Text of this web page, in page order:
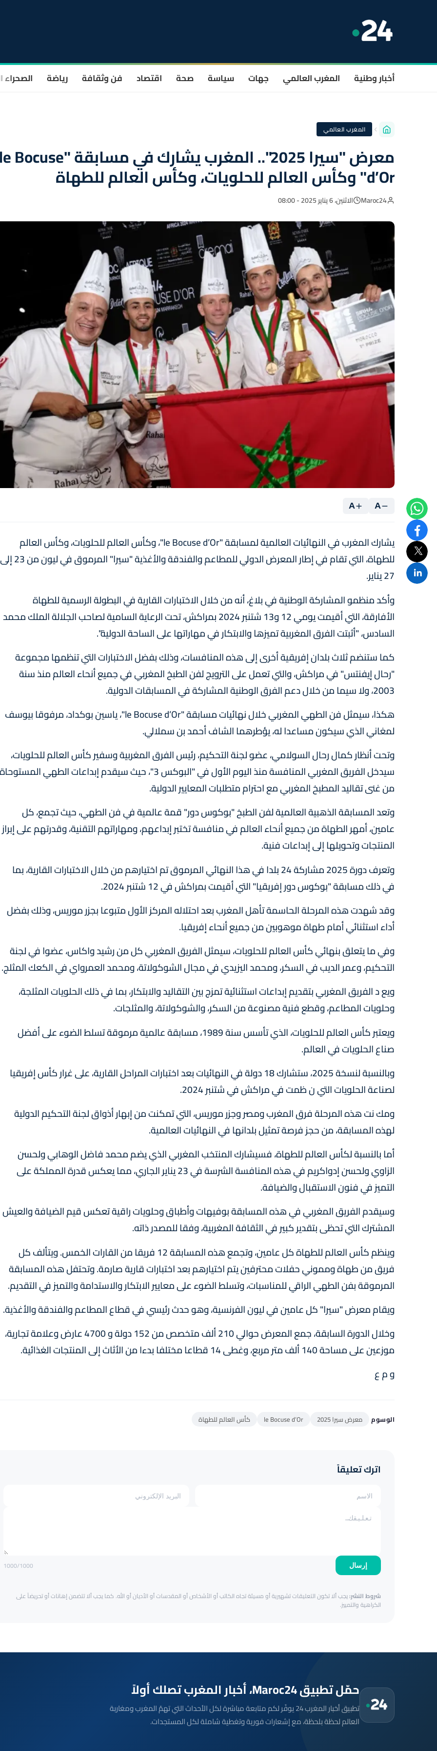
أخبار وطنية المغرب العالمي جهات سياسة صحة اقتصاد فن وثقافة رياضة الصحراء
المغرب العالمي
معرض "سيرا 2025".. المغرب يشارك في مسابقة "le Bocuse
d’Or" وكأس العالم للحلويات، وكأس العالم للطهاة
Maroc24 الاثنين، 6 يناير 2025 - 08:00
A
A
يشارك المغرب في النهائيات العالمية لمسابقة "le Bocuse d’Or"، وكأس العالم للحلويات، وكأس العالم
للطهاة، التي تقام في إطار المعرض الدولي للمطاعم والفندقة والأغذية "سيرا" المرموق في ليون من 23 إلى
27 يناير.
وأكد منظمو المشاركة الوطنية في بلاغ، أنه من خلال الاختبارات القارية في البطولة الرسمية للطهاة
الأفارقة، التي أقيمت يومي 12 و13 شتنبر 2024 بمراكش، تحت الرعاية السامية لصاحب الجلالة الملك محمد
السادس، "أثبتت الفرق المغربية تميزها والابتكار في مهاراتها على الساحة الدولية".
كما ستنضم ثلاث بلدان إفريقية أخرى إلى هذه المنافسات، وذلك بفضل الاختبارات التي تنظمها مجموعة
"رحال إيفنتس" في مراكش، والتي تعمل على الترويج لفن الطبخ المغربي في جميع أنحاء العالم منذ سنة
2003، ولا سيما من خلال دعم الفرق الوطنية المشاركة في المسابقات الدولية.
هكذا، سيمثل فن الطهي المغربي خلال نهائيات مسابقة "le Bocuse d’Or"، ياسين بوكداد، مرفوقا بيوسف
لمغاني الذي سيكون مساعدا له، يؤطرهما الشاف أحمد بن سملالي.
وتحت أنظار كمال رحال السولامي، عضو لجنة التحكيم، رئيس الفرق المغربية وسفير كأس العالم للحلويات،
سيدخل الفريق المغربي المنافسة منذ اليوم الأول في "البوكس 3"، حيث سيقدم إبداعات الطهي المستوحاة
من غنى تقاليد المطبخ المغربي مع احترام متطلبات المعايير الدولية.
وتعد المسابقة الذهبية العالمية لفن الطبخ "بوكوس دور" قمة عالمية في فن الطهي، حيث تجمع، كل
عامين، أمهر الطهاة من جميع أنحاء العالم في منافسة تختبر إبداعهم، ومهاراتهم التقنية، وقدرتهم على إبراز
المنتجات وتحويلها إلى إبداعات فنية.
وتعرف دورة 2025 مشاركة 24 بلدا في هذا النهائي المرموق تم اختيارهم من خلال الاختبارات القارية، بما
في ذلك مسابقة "بوكوس دور إفريقيا" التي أقيمت بمراكش في 12 شتنبر 2024.
وقد شهدت هذه المرحلة الحاسمة تأهل المغرب بعد احتلاله المركز الأول متبوعا بجزر موريس، وذلك بفضل
أداء استثنائي أمام طهاة موهوبين من جميع أنحاء إفريقيا.
وفي ما يتعلق بنهائي كأس العالم للحلويات، سيمثل الفريق المغربي كل من رشيد واكاس، عضوا في لجنة
التحكيم، وعمر الديب في السكر، ومحمد اليزيدي في مجال الشوكولاتة، ومحمد العمرواي في الكعك المثلج.
ويع د الفريق المغربي بتقديم إبداعات استثنائية تمزج بين التقاليد والابتكار، بما في ذلك الحلويات المثلجة،
وحلويات المطاعم، وقطع فنية مصنوعة من السكر، والشوكولاتة، والمثلجات.
ويعتبر كأس العالم للحلويات، الذي تأسس سنة 1989، مسابقة عالمية مرموقة تسلط الضوء على أفضل
صناع الحلويات في العالم.
وبالنسبة لنسخة 2025، ستشارك 18 دولة في النهائيات بعد اختبارات المراحل القارية، على غرار كأس إفريقيا
لصناعة الحلويات التي ن ظمت في مراكش في شتنبر 2024.
ومك نت هذه المرحلة فرق المغرب ومصر وجزر موريس، التي تمكنت من إبهار أذواق لجنة التحكيم الدولية
لهذه المسابقة، من حجز فرصة تمثيل بلدانها في النهائيات العالمية.
أما بالنسبة لكأس العالم للطهاة، فسيشارك المنتخب المغربي الذي يضم محمد فاضل الوهابي ولحسن
الزاوي ولحسن إدواكريم في هذه المنافسة الشرسة في 23 يناير الجاري، مما يعكس قدرة المملكة على
التميز في فنون الاستقبال والضيافة.
وسيقدم الفريق المغربي في هذه المسابقة بوفيهات وأطباق وحلويات راقية تعكس قيم الضيافة والعيش
المشترك التي تحظى بتقدير كبير في الثقافة المغربية، وفقا للمصدر ذاته.
وينظم كأس العالم للطهاة كل عامين، وتجمع هذه المسابقة 12 فريقا من القارات الخمس. ويتألف كل
فريق من طهاة ومموني حفلات محترفين يتم اختيارهم بعد اختبارات قارية صارمة. وتحتفل هذه المسابقة
المرموقة بفن الطهي الراقي للمناسبات، وتسلط الضوء على معايير الابتكار والاستدامة والتميز في التقديم.
ويقام معرض "سيرا" كل عامين في ليون الفرنسية، وهو حدث رئيسي في قطاع المطاعم والفندقة والأغذية.
وخلال الدورة السابقة، جمع المعرض حوالي 210 ألف متخصص من 152 دولة و 4700 عارض وعلامة تجارية،
موزعين على مساحة 140 ألف متر مربع، وغطى 14 قطاعا مختلفا بدءا من الأثاث إلى المنتجات الغذائية.
و م ع
الوسوم معرض سيرا 2025 le Bocuse d’Or كأس العالم للطهاة
اترك تعليقاً
إرسال 1000/1000
شروط النشر:يجب ألا تكون التعليقات تشهيرية أو مسيئة تجاه الكاتب أو الأشخاص أو المقدسات أو الأديان أو الله. كما يجب ألا تتضمن إهانات أو تحريضاً على
الكراهية والتمييز.
حمّل تطبيق Maroc24، أخبار المغرب تصلك أولاً
تطبيق أخبار المغرب 24 يوفّر لكم متابعة مباشرة لكل الأحداث التي تهمّ المغرب ومغاربة
العالم لحظة بلحظة، مع إشعارات فورية وتغطية شاملة لكل المستجدات.